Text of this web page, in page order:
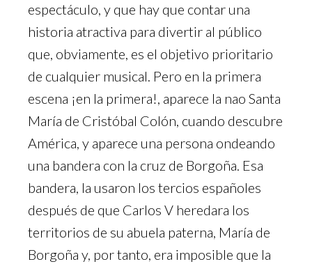
espectáculo, y que hay que contar una
historia atractiva para divertir al público
que, obviamente, es el objetivo prioritario
de cualquier musical. Pero en la primera
escena ¡en la primera!, aparece la nao Santa
María de Cristóbal Colón, cuando descubre
América, y aparece una persona ondeando
una bandera con la cruz de Borgoña. Esa
bandera, la usaron los tercios españoles
después de que Carlos V heredara los
territorios de su abuela paterna, María de
Borgoña y, por tanto, era imposible que la